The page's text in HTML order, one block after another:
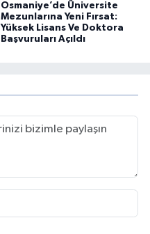
Osmaniye’de Üniversite
Mezunlarına Yeni Fırsat:
Yüksek Lisans Ve Doktora
Başvuruları Açıldı